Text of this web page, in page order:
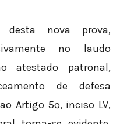
desta nova prova,
no laudo
atestado patronal,
de defesa
Artigo 5º, inciso LV,